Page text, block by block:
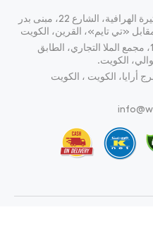
غرب أبو فتيرة الهرافية، الشارع 22، مبنى بدر
«تي تايم»، القرين، الكويت
تسوق و16، مجمع الملا التجاري، الطابق
الكويت.